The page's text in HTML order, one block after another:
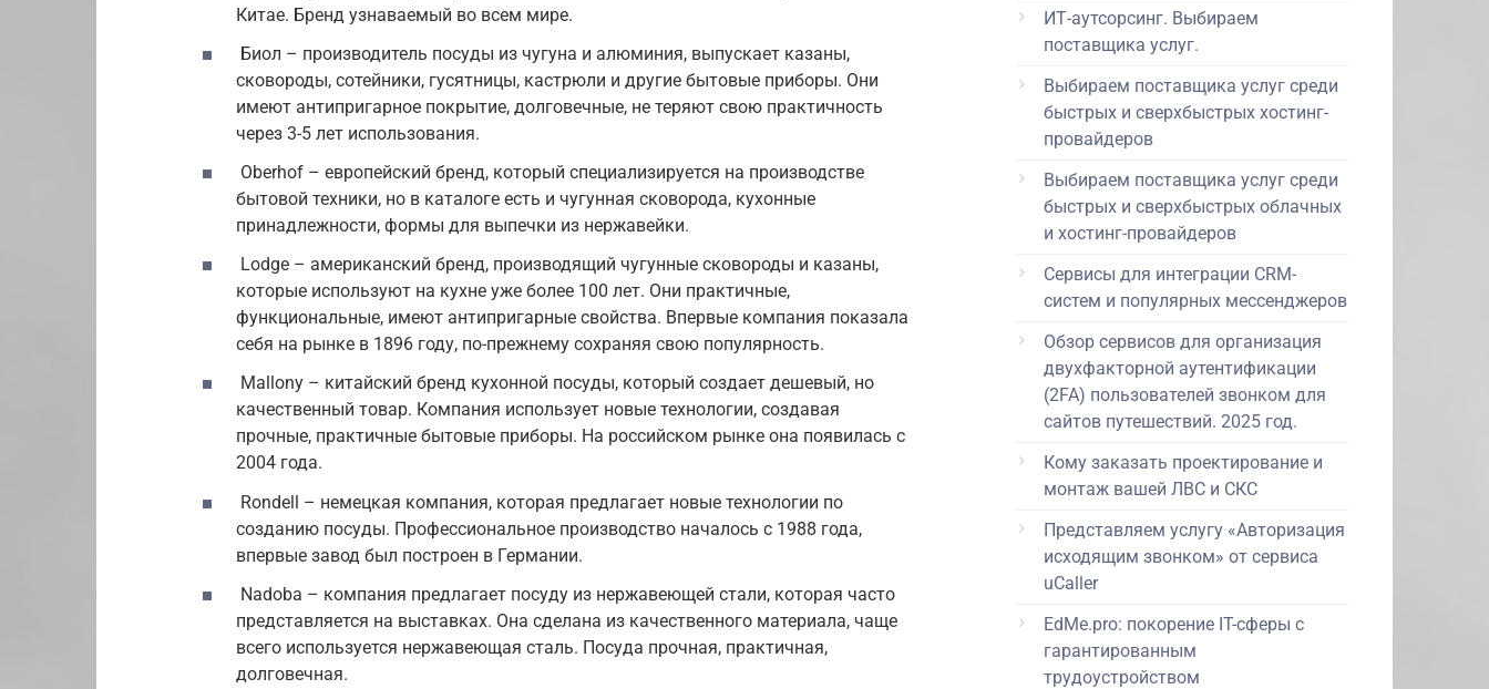
Китае. Бренд узнаваемый во всем мире.
Биол – производитель посуды из чугуна и алюминия, выпускает казаны,
сковороды, сотейники, гусятницы, кастрюли и другие бытовые приборы. Они
имеют антипригарное покрытие, долговечные, не теряют свою практичность
через 3-5 лет использования.
Oberhof – европейский бренд, который специализируется на производстве
бытовой техники, но в каталоге есть и чугунная сковорода, кухонные
принадлежности, формы для выпечки из нержавейки.
Lodge – американский бренд, производящий чугунные сковороды и казаны,
которые используют на кухне уже более 100 лет. Они практичные,
функциональные, имеют антипригарные свойства. Впервые компания показала
себя на рынке в 1896 году, по-прежнему сохраняя свою популярность.
Mallony – китайский бренд кухонной посуды, который создает дешевый, но
качественный товар. Компания использует новые технологии, создавая
прочные, практичные бытовые приборы. На российском рынке она появилась с
2004 года.
Rondell – немецкая компания, которая предлагает новые технологии по
созданию посуды. Профессиональное производство началось с 1988 года,
впервые завод был построен в Германии.
Nadoba – компания предлагает посуду из нержавеющей стали, которая часто
представляется на выставках. Она сделана из качественного материала, чаще
всего используется нержавеющая сталь. Посуда прочная, практичная,
долговечная.
ИТ-аутсорсинг. Выбираем
поставщика услуг.
Выбираем поставщика услуг среди
быстрых и сверхбыстрых хостинг-
провайдеров
Выбираем поставщика услуг среди
быстрых и сверхбыстрых облачных
и хостинг-провайдеров
Сервисы для интеграции CRM-
систем и популярных мессенджеров
Обзор сервисов для организация
двухфакторной аутентификации
(2FA) пользователей звонком для
сайтов путешествий. 2025 год.
Кому заказать проектирование и
монтаж вашей ЛВС и СКС
Представляем услугу «Авторизация
исходящим звонком» от сервиса
uCaller
EdMe.pro: покорение IT-сферы с
гарантированным
трудоустройством